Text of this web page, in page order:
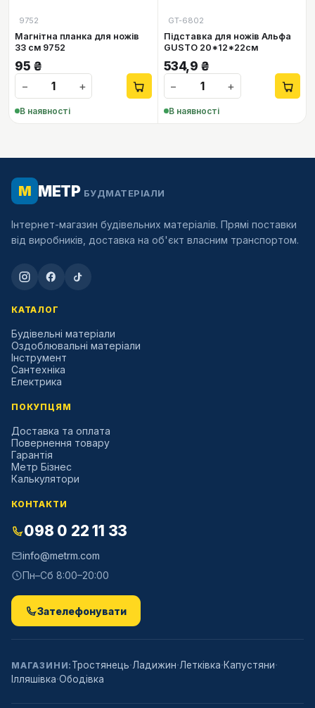
9752
Магнітна планка для ножів
33 см 9752
95 ₴
−
+
В наявності
GT-6802
Підставка для ножів Альфа
GUSTO 20*12*22см
534,9 ₴
−
+
В наявності
М МЕТР БУДМАТЕРІАЛИ
Інтернет-магазин будівельних матеріалів. Прямі поставки
від виробників, доставка на об'єкт власним транспортом.
КАТАЛОГ
Будівельні матеріали
Оздоблювальні матеріали
Інструмент
Сантехніка
Електрика
ПОКУПЦЯМ
Доставка та оплата
Повернення товару
Гарантія
Метр Бізнес
Калькулятори
КОНТАКТИ
098 0 22 11 33
info@metrm.com
Пн–Сб 8:00–20:00
Зателефонувати
МАГАЗИНИ: Тростянець·Ладижин·Летківка·Капустяни·
Ілляшівка·Ободівка